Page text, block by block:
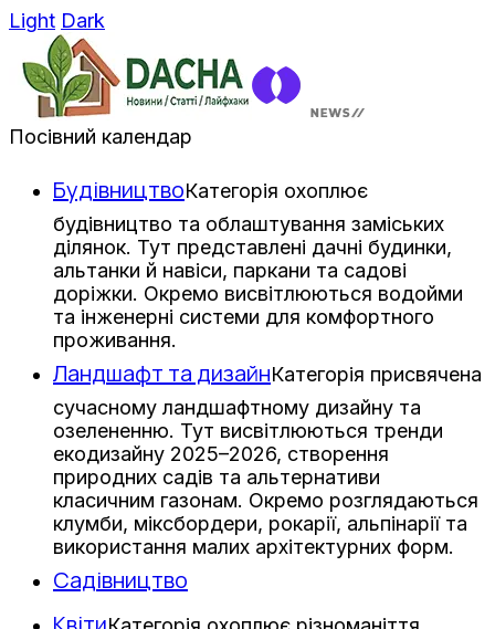
Light Dark
Посівний календар
БудівництвоКатегорія охоплює
будівництво та облаштування заміських
ділянок. Тут представлені дачні будинки,
альтанки й навіси, паркани та садові
доріжки. Окремо висвітлюються водойми
та інженерні системи для комфортного
проживання.
Ландшафт та дизайнКатегорія присвячена
сучасному ландшафтному дизайну та
озелененню. Тут висвітлюються тренди
екодизайну 2025–2026, створення
природних садів та альтернативи
класичним газонам. Окремо розглядаються
клумби, міксбордери, рокарії, альпінарії та
використання малих архітектурних форм.
Садівництво